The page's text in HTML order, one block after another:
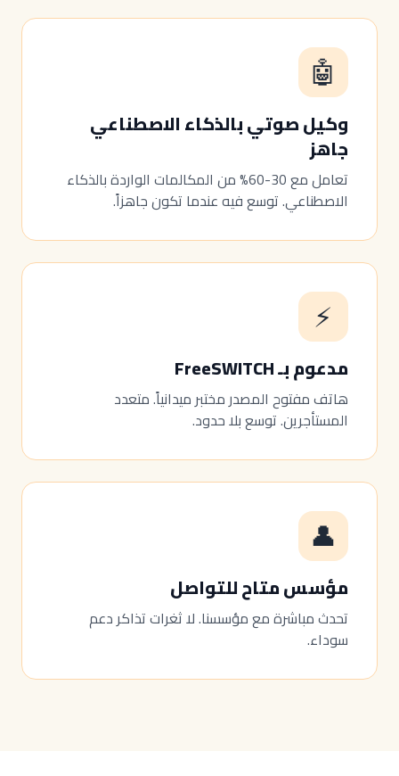
🤖
وكيل صوتي بالذكاء الاصطناعي
جاهز
تعامل مع 30-60% من المكالمات الواردة بالذكاء
الاصطناعي. توسع فيه عندما تكون جاهزاً.
⚡
مدعوم بـ FreeSWITCH
هاتف مفتوح المصدر مختبر ميدانياً. متعدد
المستأجرين. توسع بلا حدود.
👤
مؤسس متاح للتواصل
تحدث مباشرة مع مؤسسنا. لا ثغرات تذاكر دعم
سوداء.